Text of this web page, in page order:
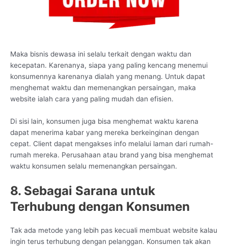
Maka bisnis dewasa ini selalu terkait dengan waktu dan
kecepatan. Karenanya, siapa yang paling kencang menemui
konsumennya karenanya dialah yang menang. Untuk dapat
menghemat waktu dan memenangkan persaingan, maka
website ialah cara yang paling mudah dan efisien.
Di sisi lain, konsumen juga bisa menghemat waktu karena
dapat menerima kabar yang mereka berkeinginan dengan
cepat. Client dapat mengakses info melalui laman dari rumah-
rumah mereka. Perusahaan atau brand yang bisa menghemat
waktu konsumen selalu memenangkan persaingan.
8. Sebagai Sarana untuk
Terhubung dengan Konsumen
Tak ada metode yang lebih pas kecuali membuat website kalau
ingin terus terhubung dengan pelanggan. Konsumen tak akan